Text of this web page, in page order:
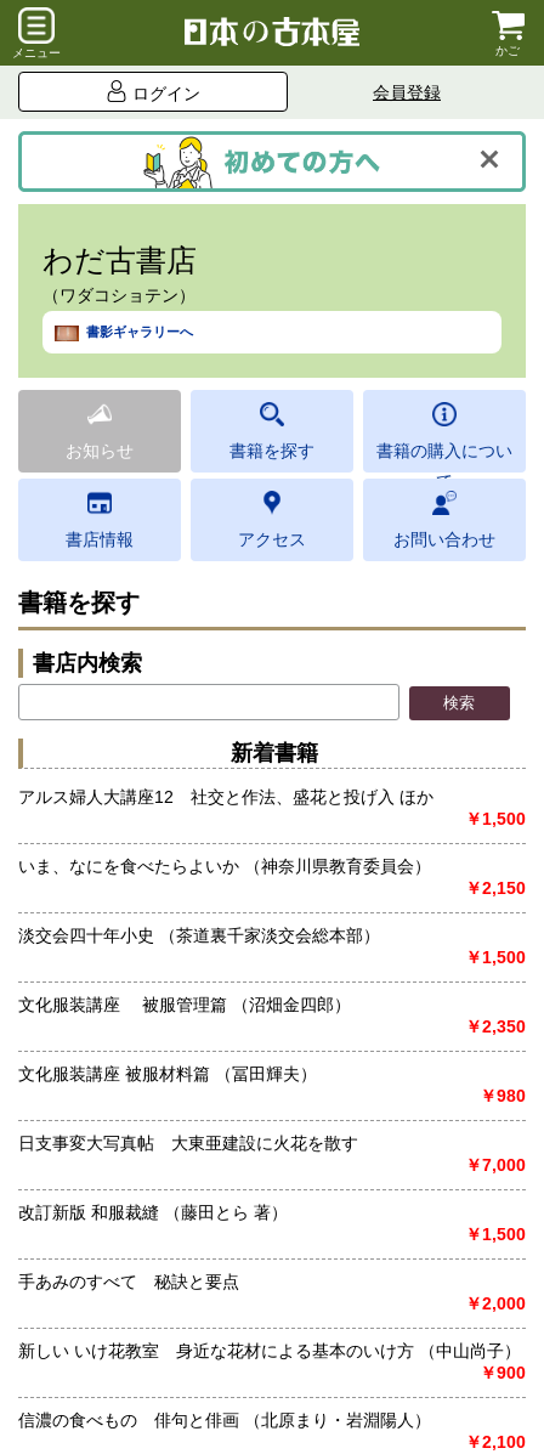
メニュー かご
ログイン 会員登録
わだ古書店
（ワダコショテン）
書影ギャラリーへ
お知らせ 書籍を探す
書籍の購入につい
て
書店情報 アクセス お問い合わせ
書籍を探す
書店内検索
新着書籍
アルス婦人大講座12 社交と作法、盛花と投げ入 ほか
￥1,500
いま、なにを食べたらよいか （神奈川県教育委員会）
￥2,150
淡交会四十年小史 （茶道裏千家淡交会総本部）
￥1,500
文化服装講座 被服管理篇 （沼畑金四郎）
￥2,350
文化服装講座 被服材料篇 （冨田輝夫）
￥980
日支事変大写真帖 大東亜建設に火花を散す
￥7,000
改訂新版 和服裁縫 （藤田とら 著）
￥1,500
手あみのすべて 秘訣と要点
￥2,000
新しい いけ花教室 身近な花材による基本のいけ方 （中山尚子）
￥900
信濃の食べもの 俳句と俳画 （北原まり・岩淵陽人）
￥2,100